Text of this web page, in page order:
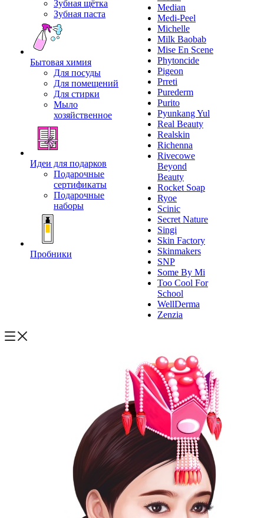
Зубная щётка
Зубная паста
Бытовая химия
Для посуды
Для помещений
Для стирки
Мыло
хозяйственное
Идеи для подарков
Подарочные
сертификаты
Подарочные
наборы
Пробники
Median
Medi-Peel
Michelle
Milk Baobab
Mise En Scene
Phytoncide
Pigeon
Prreti
Purederm
Purito
Pyunkang Yul
Real Beauty
Realskin
Richenna
Rivecowe
Beyond
Beauty
Rocket Soap
Ryoe
Scinic
Secret Nature
Singi
Skin Factory
Skinmakers
SNP
Some By Mi
Too Cool For
School
WellDerma
Zenzia